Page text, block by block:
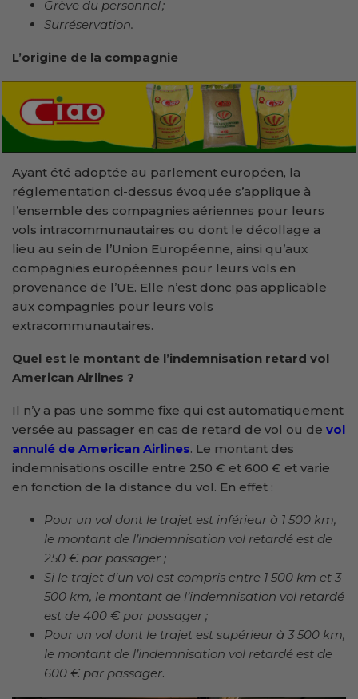
Grève du personnel ;
Surréservation.
L’origine de la compagnie
Ayant été adoptée au parlement européen, la
réglementation ci-dessus évoquée s’applique à
l’ensemble des compagnies aériennes pour leurs
vols intracommunautaires ou dont le décollage a
lieu au sein de l’Union Européenne, ainsi qu’aux
compagnies européennes pour leurs vols en
provenance de l’UE. Elle n’est donc pas applicable
aux compagnies pour leurs vols
extracommunautaires.
Quel est le montant de l’indemnisation retard vol
American Airlines ?
Il n’y a pas une somme fixe qui est automatiquement
versée au passager en cas de retard de vol ou de vol
annulé de American Airlines. Le montant des
indemnisations oscille entre 250 € et 600 € et varie
en fonction de la distance du vol. En effet :
Pour un vol dont le trajet est inférieur à 1 500 km,
le montant de l’indemnisation vol retardé est de
250 € par passager ;
Si le trajet d’un vol est compris entre 1 500 km et 3
500 km, le montant de l’indemnisation vol retardé
est de 400 € par passager ;
Pour un vol dont le trajet est supérieur à 3 500 km,
le montant de l’indemnisation vol retardé est de
600 € par passager.